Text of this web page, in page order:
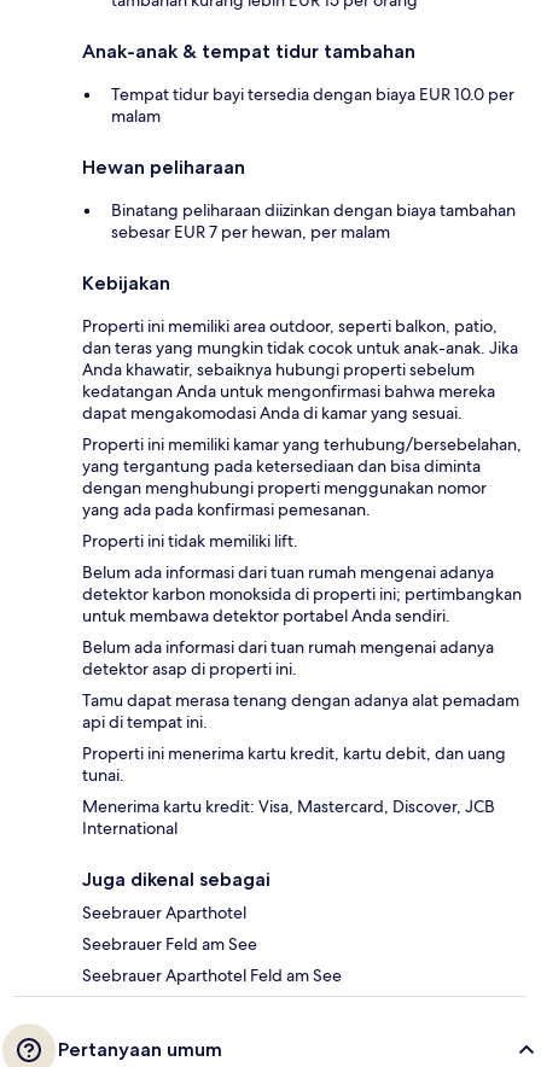
Anak-anak & tempat tidur tambahan
Tempat tidur bayi tersedia dengan biaya EUR 10.0 per
malam
Hewan peliharaan
Binatang peliharaan diizinkan dengan biaya tambahan
sebesar EUR 7 per hewan, per malam
Kebijakan
Properti ini memiliki area outdoor, seperti balkon, patio,
dan teras yang mungkin tidak cocok untuk anak-anak. Jika
Anda khawatir, sebaiknya hubungi properti sebelum
kedatangan Anda untuk mengonfirmasi bahwa mereka
dapat mengakomodasi Anda di kamar yang sesuai.
Properti ini memiliki kamar yang terhubung/bersebelahan,
yang tergantung pada ketersediaan dan bisa diminta
dengan menghubungi properti menggunakan nomor
yang ada pada konfirmasi pemesanan.
Properti ini tidak memiliki lift.
Belum ada informasi dari tuan rumah mengenai adanya
detektor karbon monoksida di properti ini; pertimbangkan
untuk membawa detektor portabel Anda sendiri.
Belum ada informasi dari tuan rumah mengenai adanya
detektor asap di properti ini.
Tamu dapat merasa tenang dengan adanya alat pemadam
api di tempat ini.
Properti ini menerima kartu kredit, kartu debit, dan uang
tunai.
Menerima kartu kredit: Visa, Mastercard, Discover, JCB
International
Juga dikenal sebagai
Seebrauer Aparthotel
Seebrauer Feld am See
Seebrauer Aparthotel Feld am See
Pertanyaan umum